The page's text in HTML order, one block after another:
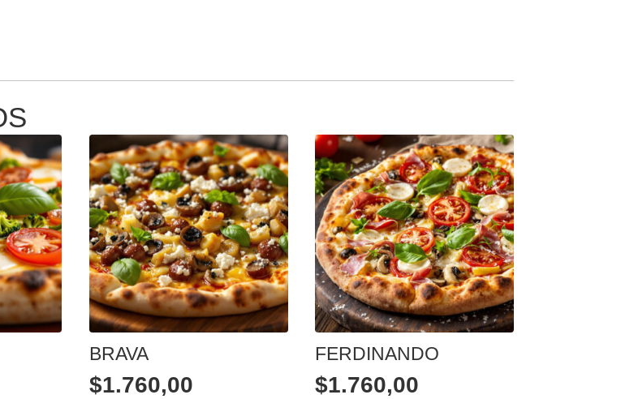
BRAVA
$1.760,00
FERDINANDO
$1.760,00